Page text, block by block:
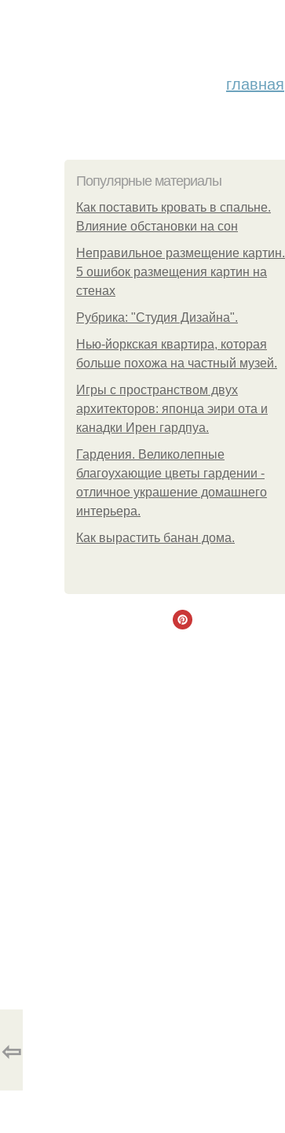
главная
Популярные материалы
Как поставить кровать в спальне.
Влияние обстановки на сон
Неправильное размещение картин.
5 ошибок размещения картин на
стенах
Рубрика: "Студия Дизайна".
Нью-йоркская квартира, которая
больше похожа на частный музей.
Игры с пространством двух
архитекторов: японца эири ота и
канадки Ирен гардпуа.
Гардения. Великолепные
благоухающие цветы гардении -
отличное украшение домашнего
интерьера.
Как вырастить банан дома.
⇦